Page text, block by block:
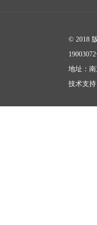
© 2018
地址：
技术支